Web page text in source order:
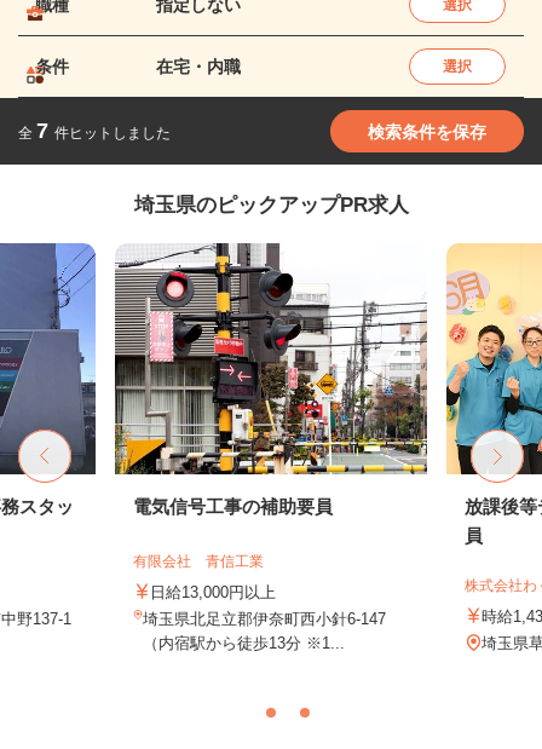
職種 指定しない 選択
条件 在宅・内職 選択
全 7 件ヒットしました 検索条件を保存
埼玉県のピックアップPR求人
スタッ
野137-1
電気信号工事の補助要員
有限会社 青信工業
日給13,000円以上
埼玉県北足立郡伊奈町西小針6-147
（内宿駅から徒歩13分 ※1...
放課後等
員
株式会社わ
時給
埼玉県